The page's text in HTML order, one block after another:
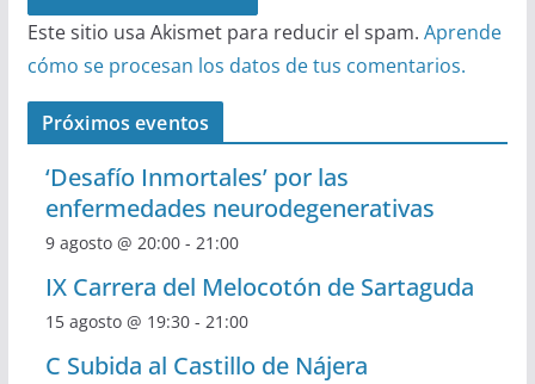
Este sitio usa Akismet para reducir el spam. Aprende
cómo se procesan los datos de tus comentarios.
Próximos eventos
‘Desafío Inmortales’ por las
enfermedades neurodegenerativas
9 agosto @ 20:00- 21:00
IX Carrera del Melocotón de Sartaguda
15 agosto @ 19:30- 21:00
C Subida al Castillo de Nájera